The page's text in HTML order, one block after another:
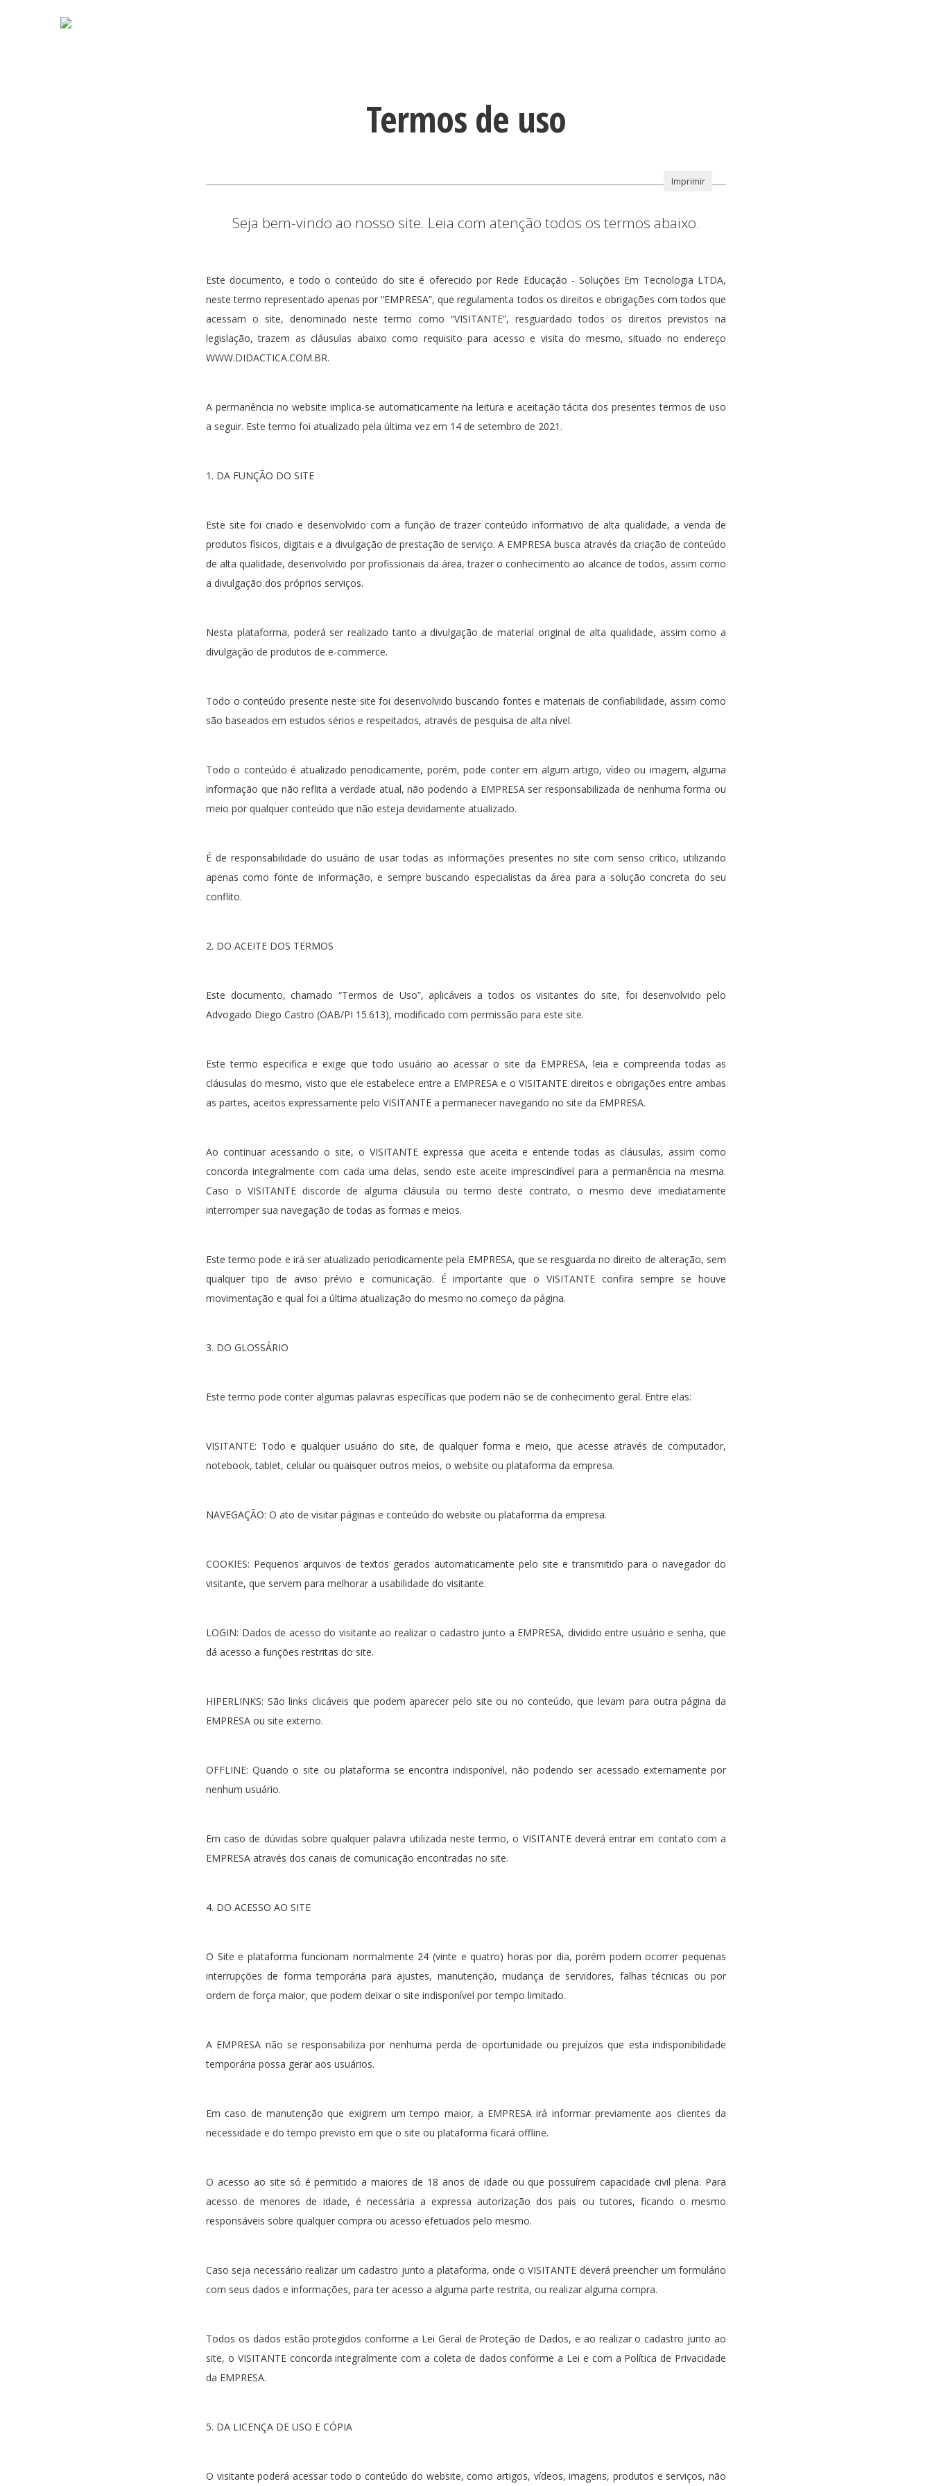
Termos de uso
Seja bem-vindo ao nosso site. Leia com atenção todos os termos abaixo.
Este documento, e todo o conteúdo do site é oferecido por Rede Educação - Soluções Em Tecnologia LTDA,
neste termo representado apenas por “EMPRESA”, que regulamenta todos os direitos e obrigações com todos que
acessam o site, denominado neste termo como “VISITANTE”, resguardado todos os direitos previstos na
legislação, trazem as cláusulas abaixo como requisito para acesso e visita do mesmo, situado no endereço
WWW.DIDACTICA.COM.BR.
A permanência no website implica-se automaticamente na leitura e aceitação tácita dos presentes termos de uso
a seguir. Este termo foi atualizado pela última vez em 14 de setembro de 2021.
1. DA FUNÇÃO DO SITE
Este site foi criado e desenvolvido com a função de trazer conteúdo informativo de alta qualidade, a venda de
produtos físicos, digitais e a divulgação de prestação de serviço. A EMPRESA busca através da criação de conteúdo
de alta qualidade, desenvolvido por profissionais da área, trazer o conhecimento ao alcance de todos, assim como
a divulgação dos próprios serviços.
Nesta plataforma, poderá ser realizado tanto a divulgação de material original de alta qualidade, assim como a
divulgação de produtos de e-commerce.
Todo o conteúdo presente neste site foi desenvolvido buscando fontes e materiais de confiabilidade, assim como
são baseados em estudos sérios e respeitados, através de pesquisa de alta nível.
Todo o conteúdo é atualizado periodicamente, porém, pode conter em algum artigo, vídeo ou imagem, alguma
informação que não reflita a verdade atual, não podendo a EMPRESA ser responsabilizada de nenhuma forma ou
meio por qualquer conteúdo que não esteja devidamente atualizado.
É de responsabilidade do usuário de usar todas as informações presentes no site com senso crítico, utilizando
apenas como fonte de informação, e sempre buscando especialistas da área para a solução concreta do seu
conflito.
2. DO ACEITE DOS TERMOS
Este documento, chamado “Termos de Uso”, aplicáveis a todos os visitantes do site, foi desenvolvido pelo
Advogado Diego Castro (OAB/PI 15.613), modificado com permissão para este site.
Este termo especifica e exige que todo usuário ao acessar o site da EMPRESA, leia e compreenda todas as
cláusulas do mesmo, visto que ele estabelece entre a EMPRESA e o VISITANTE direitos e obrigações entre ambas
as partes, aceitos expressamente pelo VISITANTE a permanecer navegando no site da EMPRESA.
Ao continuar acessando o site, o VISITANTE expressa que aceita e entende todas as cláusulas, assim como
concorda integralmente com cada uma delas, sendo este aceite imprescindível para a permanência na mesma.
Caso o VISITANTE discorde de alguma cláusula ou termo deste contrato, o mesmo deve imediatamente
interromper sua navegação de todas as formas e meios.
Este termo pode e irá ser atualizado periodicamente pela EMPRESA, que se resguarda no direito de alteração, sem
qualquer tipo de aviso prévio e comunicação. É importante que o VISITANTE confira sempre se houve
movimentação e qual foi a última atualização do mesmo no começo da página.
3. DO GLOSSÁRIO
Este termo pode conter algumas palavras específicas que podem não se de conhecimento geral. Entre elas:
VISITANTE: Todo e qualquer usuário do site, de qualquer forma e meio, que acesse através de computador,
notebook, tablet, celular ou quaisquer outros meios, o website ou plataforma da empresa.
NAVEGAÇÃO: O ato de visitar páginas e conteúdo do website ou plataforma da empresa.
COOKIES: Pequenos arquivos de textos gerados automaticamente pelo site e transmitido para o navegador do
visitante, que servem para melhorar a usabilidade do visitante.
LOGIN: Dados de acesso do visitante ao realizar o cadastro junto a EMPRESA, dividido entre usuário e senha, que
dá acesso a funções restritas do site.
HIPERLINKS: São links clicáveis que podem aparecer pelo site ou no conteúdo, que levam para outra página da
EMPRESA ou site externo.
OFFLINE: Quando o site ou plataforma se encontra indisponível, não podendo ser acessado externamente por
nenhum usuário.
Em caso de dúvidas sobre qualquer palavra utilizada neste termo, o VISITANTE deverá entrar em contato com a
EMPRESA através dos canais de comunicação encontradas no site.
4. DO ACESSO AO SITE
O Site e plataforma funcionam normalmente 24 (vinte e quatro) horas por dia, porém podem ocorrer pequenas
interrupções de forma temporária para ajustes, manutenção, mudança de servidores, falhas técnicas ou por
ordem de força maior, que podem deixar o site indisponível por tempo limitado.
A EMPRESA não se responsabiliza por nenhuma perda de oportunidade ou prejuízos que esta indisponibilidade
temporária possa gerar aos usuários.
Em caso de manutenção que exigirem um tempo maior, a EMPRESA irá informar previamente aos clientes da
necessidade e do tempo previsto em que o site ou plataforma ficará offline.
O acesso ao site só é permitido a maiores de 18 anos de idade ou que possuírem capacidade civil plena. Para
acesso de menores de idade, é necessária a expressa autorização dos pais ou tutores, ficando o mesmo
responsáveis sobre qualquer compra ou acesso efetuados pelo mesmo.
Caso seja necessário realizar um cadastro junto a plataforma, onde o VISITANTE deverá preencher um formulário
com seus dados e informações, para ter acesso a alguma parte restrita, ou realizar alguma compra.
Todos os dados estão protegidos conforme a Lei Geral de Proteção de Dados, e ao realizar o cadastro junto ao
site, o VISITANTE concorda integralmente com a coleta de dados conforme a Lei e com a Política de Privacidade
da EMPRESA.
5. DA LICENÇA DE USO E CÓPIA
O visitante poderá acessar todo o conteúdo do website, como artigos, vídeos, imagens, produtos e serviços, não